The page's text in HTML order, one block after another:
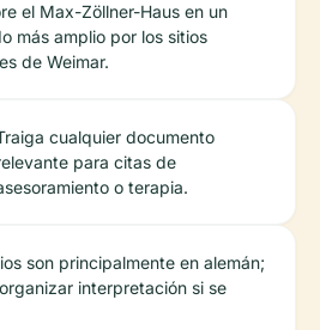
el Max-Zöllner-Haus en un
más amplio por los sitios
de Weimar.
cualquier documento
para citas de
o terapia.
son principalmente en alemán;
interpretación si se